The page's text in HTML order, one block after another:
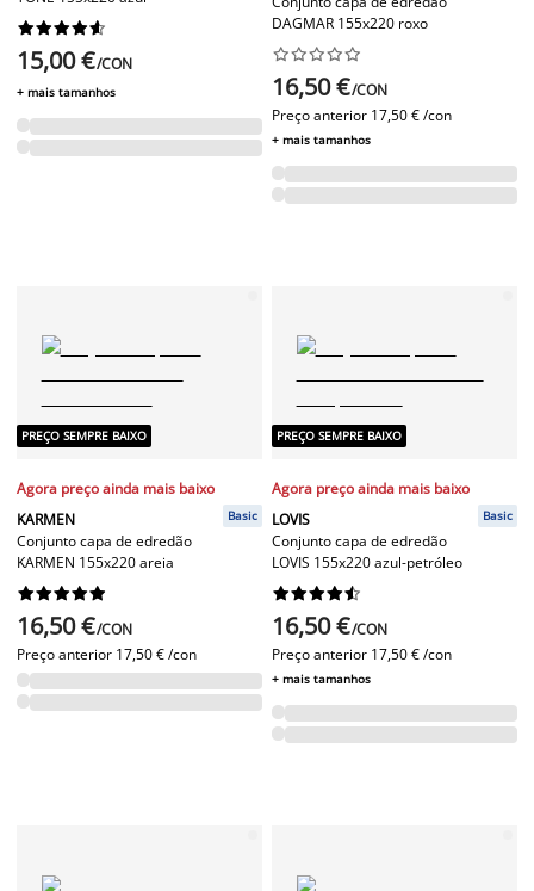






15,00 €/CON
+ mais tamanhos
DAGMAR 155x220 roxo






16,50 €/CON
Preço anterior 17,50 € /con
+ mais tamanhos
PREÇO SEMPRE BAIXO
Agora preço ainda mais baixo
KARMEN
Conjunto capa de edredão
KARMEN 155x220 areia
Basic






16,50 €/CON
Preço anterior 17,50 € /con
PREÇO SEMPRE BAIXO
Agora preço ainda mais baixo
LOVIS
Conjunto capa de edredão
LOVIS 155x220 azul-petróleo
Basic






16,50 €/CON
Preço anterior 17,50 € /con
+ mais tamanhos